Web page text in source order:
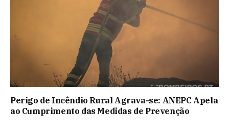
Perigo de Incêndio Rural Agrava-se: ANEPC Apela
ao Cumprimento das Medidas de Prevenção